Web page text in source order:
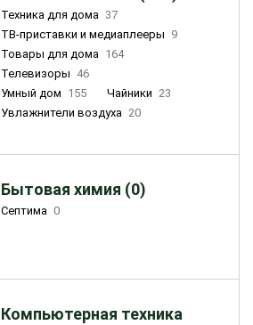
Техника для дома 37
ТВ-приставки и медиаплееры 9
Товары для дома 164
Телевизоры 46
Умный дом 155 Чайники 23
Увлажнители воздуха 20
Бытовая химия (0)
Септима 0
Компьютерная техника